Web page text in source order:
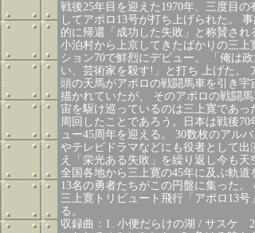
戦後25年目を迎えた1970年、三度目の
してアポロ13号が打ち上げられた。
的に帰還「成功した失敗」と称賛され
小泊村から上京してきたばかりの三上
ション70で鮮烈にデビュー。 「俺は
い、芸術家を殺す!」と打ち 上げた。
頭の天馬がアポロの戦闘馬車を引き宇
描かれていたが、 そのアポロの戦闘
宙を駆け巡っているのは三上寛であっ
周回したことであろう。日本は戦後70
ュー45周年を迎える。 30数枚のアル
やテレビドラマなどにも役者として出
え「栄光ある失敗」を繰り返し今も天
全国各地から三上寛の45年に及ぶ軌道
13名の勇者たちがこの円盤に集った。
三上寛トリビュート飛行「アポロ13号
る。
収録曲：1. 小便だらけの湖 / サスケ